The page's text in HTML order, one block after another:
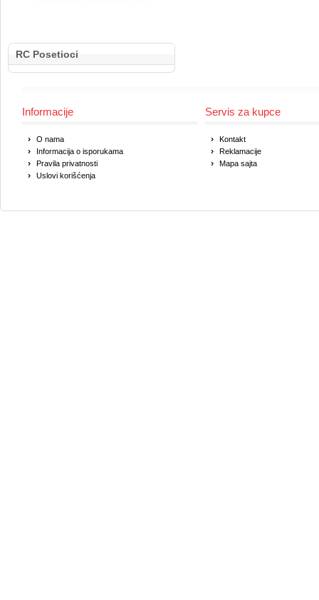
RC Posetioci
Informacije
O nama
Informacija o isporukama
Pravila privatnosti
Uslovi korišćenja
Servis za kupce
Kontakt
Reklamacije
Mapa sajta